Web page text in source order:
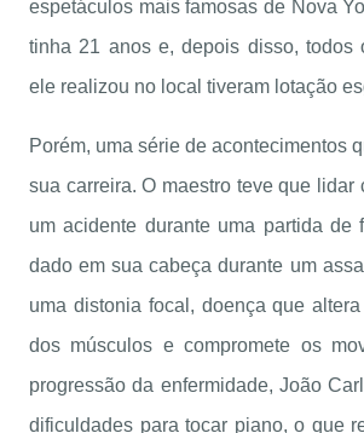
espetáculos mais famosas de Nova
tinha 21 anos e, depois disso, todos
ele realizou no local tiveram lotação
Porém, uma série de acontecimentos
sua carreira. O maestro teve que lidar
um acidente durante uma partida de
dado em sua cabeça durante um
uma distonia focal, doença que
dos músculos e compromete os
progressão da enfermidade, João
dificuldades para tocar piano, o que